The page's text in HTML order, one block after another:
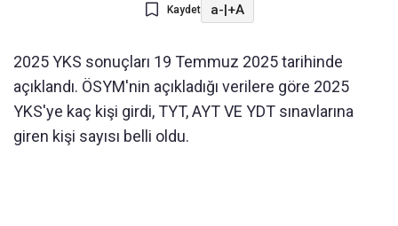
Kaydet a-|+A
2025 YKS sonuçları 19 Temmuz 2025 tarihinde
açıklandı. ÖSYM'nin açıkladığı verilere göre 2025
YKS'ye kaç kişi girdi, TYT, AYT VE YDT sınavlarına
giren kişi sayısı belli oldu.